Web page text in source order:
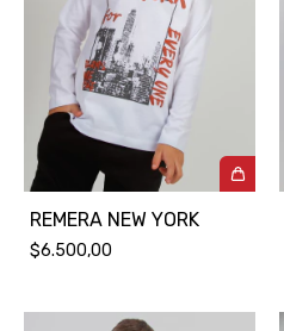
REMERA NEW YORK
$6.500,00